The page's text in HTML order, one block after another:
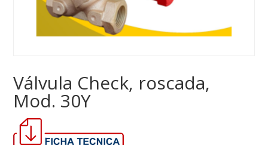
Válvula Check, roscada,
Mod. 30Y